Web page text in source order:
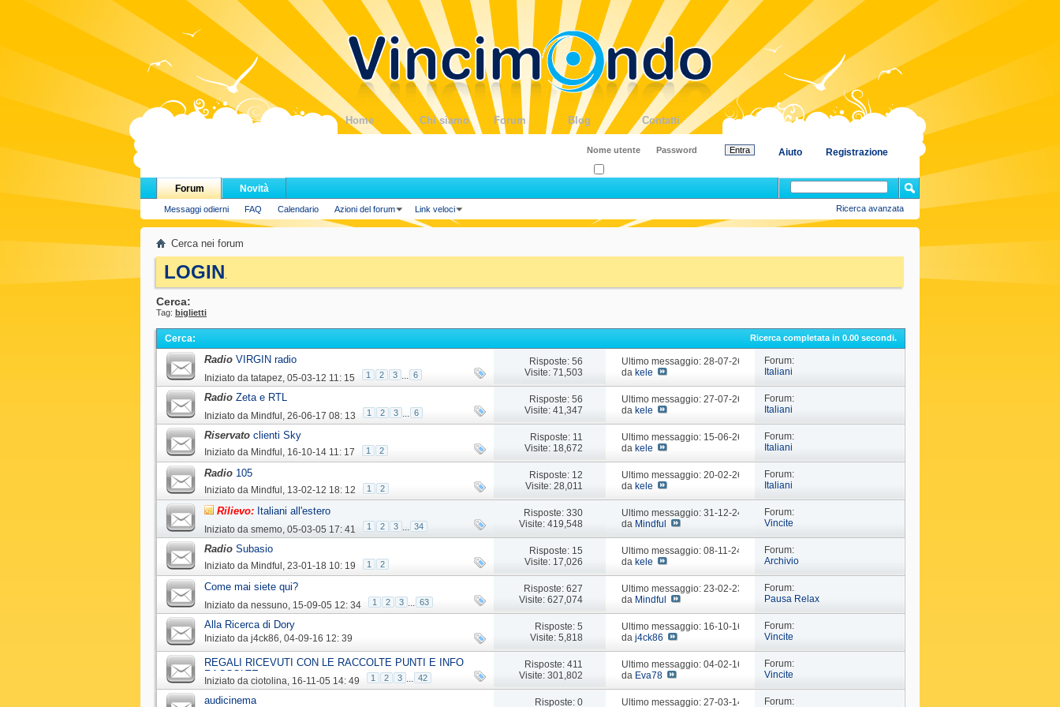
Home Chi siamo Forum Blog Contatti
Registrazione
Aiuto
Forum
Messaggi odierni FAQ Calendario Azioni del forum Link veloci
Novità
Ricerca avanzata
Cerca nei forum
LOGIN.
Cerca:
Tag: biglietti
Cerca: Ricerca completata in 0.00 secondi.
Radio VIRGIN radio
Iniziato da tatapez‎, 05-03-12 11: 15 1 2 3 ... 6
Risposte: 56
Visite: 71,503
Ultimo messaggio: 28-07-26
09: 02
da kele
Forum:
Italiani
Radio Zeta e RTL
Iniziato da Mindful ‎, 26-06-17 08: 13 1 2 3 ... 6
Risposte: 56
Visite: 41,347
Ultimo messaggio: 27-07-26
09: 23
da kele
Forum:
Italiani
Riservato clienti Sky
Iniziato da Mindful ‎, 16-10-14 11: 17 1 2
Risposte: 11
Visite: 18,672
Ultimo messaggio: 15-06-26
12: 54
da kele
Forum:
Italiani
Radio 105
Iniziato da Mindful ‎, 13-02-12 18: 12 1 2
Risposte: 12
Visite: 28,011
Ultimo messaggio: 20-02-26
16: 21
da kele
Forum:
Italiani
Rilievo: Italiani all'estero
Iniziato da smemo‎, 05-03-05 17: 41 1 2 3 ... 34
Risposte: 330
Visite: 419,548
Ultimo messaggio: 31-12-24
09: 44
da Mindful
Forum:
Vincite
Radio Subasio
Iniziato da Mindful ‎, 23-01-18 10: 19 1 2
Risposte: 15
Visite: 17,026
Ultimo messaggio: 08-11-24
09: 57
da kele
Forum:
Archivio
Come mai siete qui?
Iniziato da nessuno‎, 15-09-05 12: 34 1 2 3 ... 63
Risposte: 627
Visite: 627,074
Ultimo messaggio: 23-02-23
10: 29
da Mindful
Forum:
Pausa Relax
Alla Ricerca di Dory
Iniziato da j4ck86‎, 04-09-16 12: 39
Risposte: 5
Visite: 5,818
Ultimo messaggio: 16-10-16
14: 46
da j4ck86
Forum:
Vincite
REGALI RICEVUTI CON LE RACCOLTE PUNTI E INFO
RACCOLTE
Iniziato da ciotolina‎, 16-11-05 14: 49 1 2 3 ... 42
Risposte: 411
Visite: 301,802
Ultimo messaggio: 04-02-16
18: 37
da Eva78
Forum:
Vincite
audicinema Risposte: 0 Ultimo messaggio: 27-03-14 19: 15Forum: